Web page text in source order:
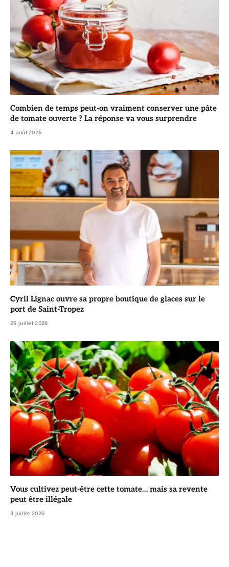
Combien de temps peut-on vraiment conserver une pâte
de tomate ouverte ? La réponse va vous surprendre
4 août 2026
Cyril Lignac ouvre sa propre boutique de glaces sur le
port de Saint-Tropez
29 juillet 2026
Vous cultivez peut-être cette tomate… mais sa revente
peut être illégale
3 juillet 2026